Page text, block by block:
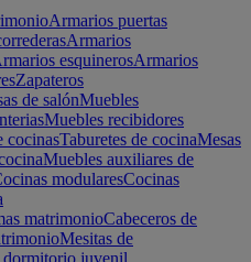
Armarios puertas
Armarios
esquinerosArmarios
Zapateros
de salónMuebles
Muebles recibidores
cocinasTaburetes de cocinaMesas
Muebles auxiliares de
modularesCocinas
matrimonioCabeceros de
Mesitas de
dormitorio juvenil